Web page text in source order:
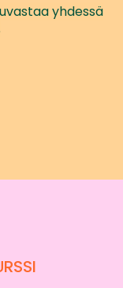
yhdessä